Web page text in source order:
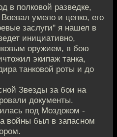
в полковой разведке,
умело и цепко, его
заслуги" я нашел в
инициативно,
оружием, в бою
экипаж танка,
танковой роты и до
Звезды за бои на
документы.
под Моздоком -
войны был в запасном